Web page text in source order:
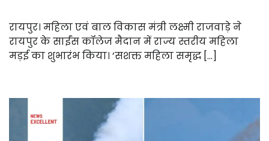
रायपुर। महिला एवं बाल विकास मंत्री लक्ष्मी राजवाड़े ने
रायपुर के साईंस कॉलेज मैदान में राज्य स्तरीय महिला
मड़ई का शुभारंभ किया। ’सशक्त महिला समृद्ध […]